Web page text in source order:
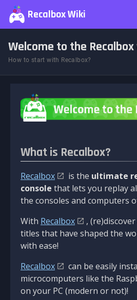
Recalbox Wiki
Welcome to the Recalbox
How to start with Recalbox?
What is Recalbox?
Recalbox is the ultimate
console that lets you replay
the consoles and computers
With Recalbox
,
titles that have shaped the
with ease!
Recalbox
can be easily
microcomputers like the
on your PC (modern or not)!